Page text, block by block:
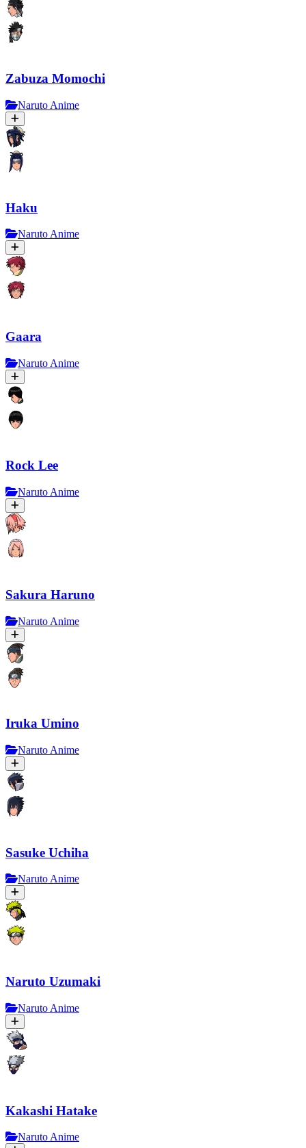
Zabuza Momochi
Naruto Anime
Haku
Naruto Anime
Gaara
Naruto Anime
Rock Lee
Naruto Anime
Sakura Haruno
Naruto Anime
Iruka Umino
Naruto Anime
Sasuke Uchiha
Naruto Anime
Naruto Uzumaki
Naruto Anime
Kakashi Hatake
Naruto Anime